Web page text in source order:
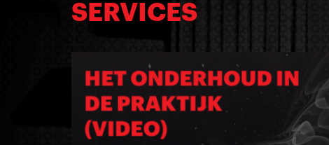
SERVICES